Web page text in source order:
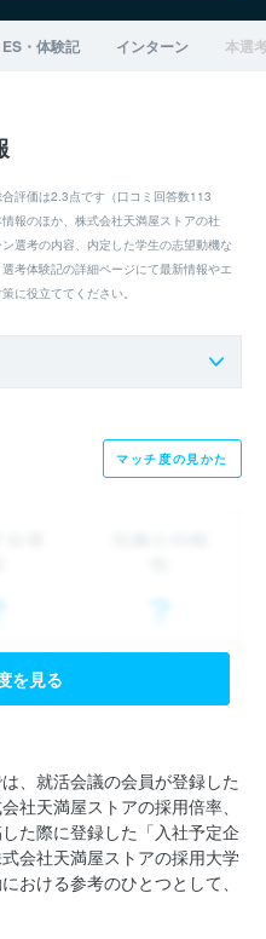
ES・体験記 インターン 本選
評価は2.3点です（口コミ回答数113
報のほか、株式会社天満屋ストアの社
選考の内容、内定した学生の志望動機な
考体験記の詳細ページにて最新情報やエ
に役立ててください。
マッチ度の見かた
を見る
、就活会議の会員が登録した
社天満屋ストアの採用倍率、
た際に登録した「入社予定企
会社天満屋ストアの採用大学
おける参考のひとつとして、